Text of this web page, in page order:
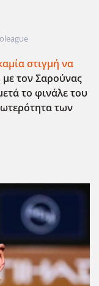
στιγμή να
με τον Σαρούνας
το φινάλε του
των